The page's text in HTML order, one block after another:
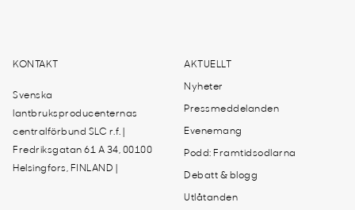
KONTAKT
Svenska
lantbruksproducenternas
centralförbund SLC r.f. |
Fredriksgatan 61 A 34, 00100
Helsingfors, FINLAND |
AKTUELLT
Nyheter
Pressmeddelanden
Evenemang
Podd: Framtidsodlarna
Debatt & blogg
Utlåtanden